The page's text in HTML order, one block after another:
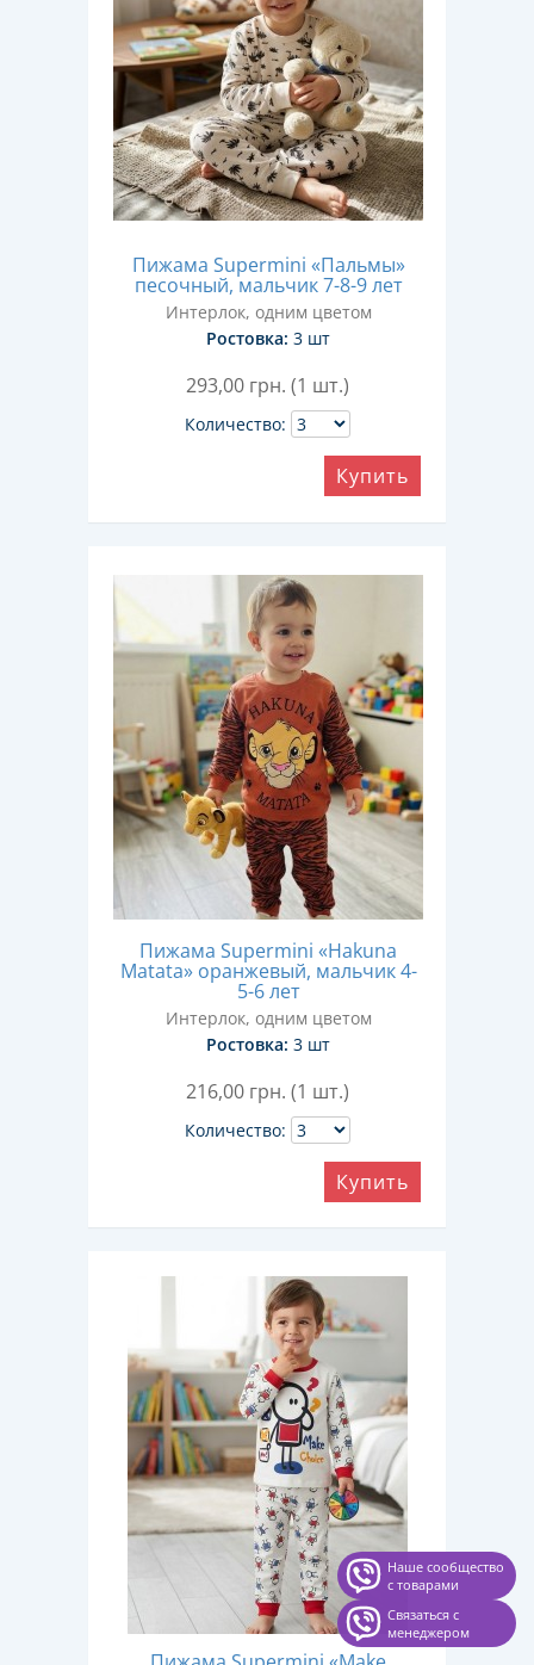
Пижама Supermini «Пальмы»
песочный, мальчик 7-8-9 лет
Интерлок, одним цветом
Ростовка: 3 шт
293,00 грн. (1 шт.)
Количество:
Купить
Пижама Supermini «Hakuna
Matata» оранжевый, мальчик 4-
5-6 лет
Интерлок, одним цветом
Ростовка: 3 шт
216,00 грн. (1 шт.)
Количество:
Купить
Наше сообщество
с товарами
Связаться с
менеджером